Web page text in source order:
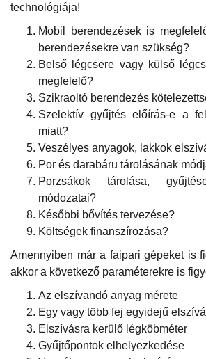
technológiája!
Mobil berendezések is
berendezésekre van szükség?
Belső légcsere vagy külső
megfelelő?
Szikraoltó berendezés
Szelektív gyűjtés előírás-e a
miatt?
Veszélyes anyagok, lakkok
Por és darabáru tárolásának
Porzsákok tárolása,
módozatai?
Későbbi bővítés tervezése?
Költségek finanszírozása?
Amennyiben már a faipari gépeket is
akkor a következő paraméterekre is
Az elszívandó anyag mérete
Egy vagy több fej egyidejű
Elszívásra kerülő légköbméter
Gyűjtőpontok elhelyezkedése